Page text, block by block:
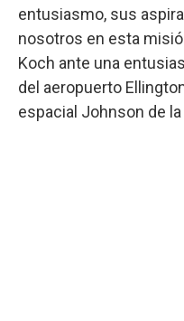
entusiasmo, sus
nosotros en esta
Koch ante una
del aeropuerto
espacial Johnson de